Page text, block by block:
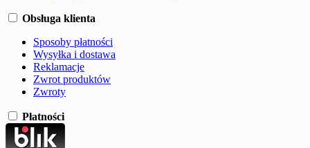
Obsługa klienta
Sposoby płatności
Wysyłka i dostawa
Reklamacje
Zwrot produktów
Zwroty
Płatności